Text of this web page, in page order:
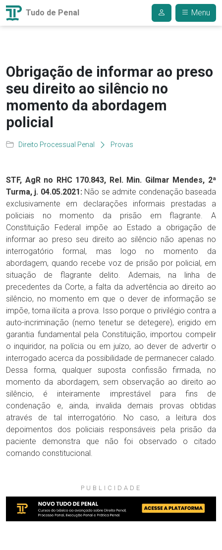
Tudo de Penal Menu
Obrigação de informar ao preso
seu direito ao silêncio no
momento da abordagem
policial
Direito Processual Penal Provas
STF, AgR no RHC 170.843, Rel. Min. Gilmar Mendes, 2ª
Turma, j. 04.05.2021: Não se admite condenação baseada
exclusivamente em declarações informais prestadas a
policiais no momento da prisão em flagrante. A
Constituição Federal impõe ao Estado a obrigação de
informar ao preso seu direito ao silêncio não apenas no
interrogatório formal, mas logo no momento da
abordagem, quando recebe voz de prisão por policial, em
situação de flagrante delito. Ademais, na linha de
precedentes da Corte, a falta da advertência ao direito ao
silêncio, no momento em que o dever de informação se
impõe, torna ilícita a prova. Isso porque o privilégio contra a
auto-incriminação (nemo tenetur se detegere), erigido em
garantia fundamental pela Constituição, importou compelir
o inquiridor, na polícia ou em juízo, ao dever de advertir o
interrogado acerca da possibilidade de permanecer calado.
Dessa forma, qualquer suposta confissão firmada, no
momento da abordagem, sem observação ao direito ao
silêncio, é inteiramente imprestável para fins de
condenação e, ainda, invalida demais provas obtidas
através de tal interrogatório. No caso, a leitura dos
depoimentos dos policiais responsáveis pela prisão da
paciente demonstra que não foi observado o citado
comando constitucional.
PUBLICIDADE